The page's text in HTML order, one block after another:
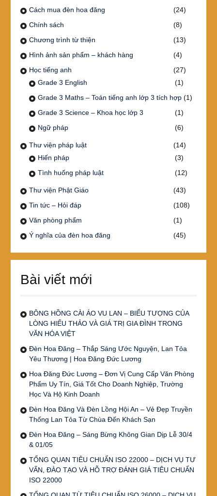
Cách mua đèn hoa đăng
(24)
Chính sách
(8)
Chương trình từ thiện
(13)
Hình ảnh sản phẩm – khách hàng
(4)
Học tiếng anh
(27)
Grade 3 English
(1)
Grade 3 Maths – Toán tiếng anh lớp 3 tích hợp(1)
Grade 3 Science – Khoa học lớp 3
(1)
Ngữ pháp
(6)
Thư viện pháp luật
(14)
Hiến pháp
(3)
Tình huống pháp luật
(12)
Thư viện Phật Giáo
(43)
Tin tức – Hỏi đáp
(108)
Văn phòng phẩm
(1)
Ý nghĩa của đèn hoa đăng
(45)
Bài viết mới
BÔNG HỒNG CÀI ÁO VU LAN – BIỂU TƯỢNG CỦA
LÒNG HIẾU THẢO VÀ GIÁ TRỊ GIA ĐÌNH TRONG
VĂN HÓA VIỆT
Đèn Hoa Đăng – Thắp Sáng Ước Nguyện, Lan Tỏa
Yêu Thương | Hoa Đăng Đức Lương
Hoa Đăng Đức Lương – Đơn Vị Cung Cấp Văn Phòng
Phẩm Uy Tín, Giá Tốt Cho Doanh Nghiệp, Trường
Học Và Hộ Kinh Doanh
Đèn Hoa Đăng Và Đèn Lồng Hội An – Vẻ Đẹp Truyền
Thống Lan Tỏa Từ Chùa Đến Khách Sạn
Đèn Hoa Đăng – Sáng Bừng Không Gian Dịp Lễ 30/4
& 01/05
TỔNG QUAN TIÊU CHUẨN ISO 22000 – DỊCH VỤ TƯ
VẤN, ĐÀO TẠO VÀ HỖ TRỢ ĐÁNH GIÁ TIÊU CHUẨN
ISO 22000